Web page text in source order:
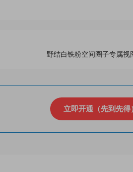
野结白铁粉空间圈子专属视
立即开通（先到先得）